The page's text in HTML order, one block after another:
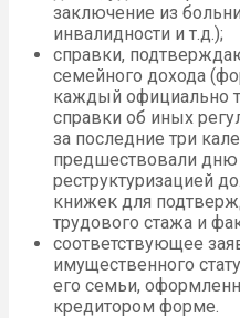
заключение из
инвалидности и т.д.);
справки,
семейного дохода
каждый официально
справки об иных
за последние три
предшествовали дню
реструктуризацией
книжек для
трудового стажа и
соответствующее
имущественного
его семьи,
кредитором форме.